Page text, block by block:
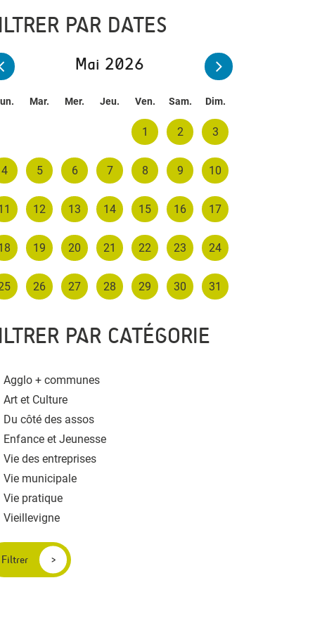
PAR DATES
Mai 2026
Mar. Mer. Jeu. Ven. Sam. Dim.
1 2 3
4 5 6 7 8 9 10
12 13 14 15 16 17
19 20 21 22 23 24
26 27 28 29 30 31
PAR CATÉGORIE
Agglo + communes
Art et Culture
Du côté des assos
Enfance et Jeunesse
Vie des entreprises
Vie municipale
Vie pratique
Vieillevigne
Filtrer